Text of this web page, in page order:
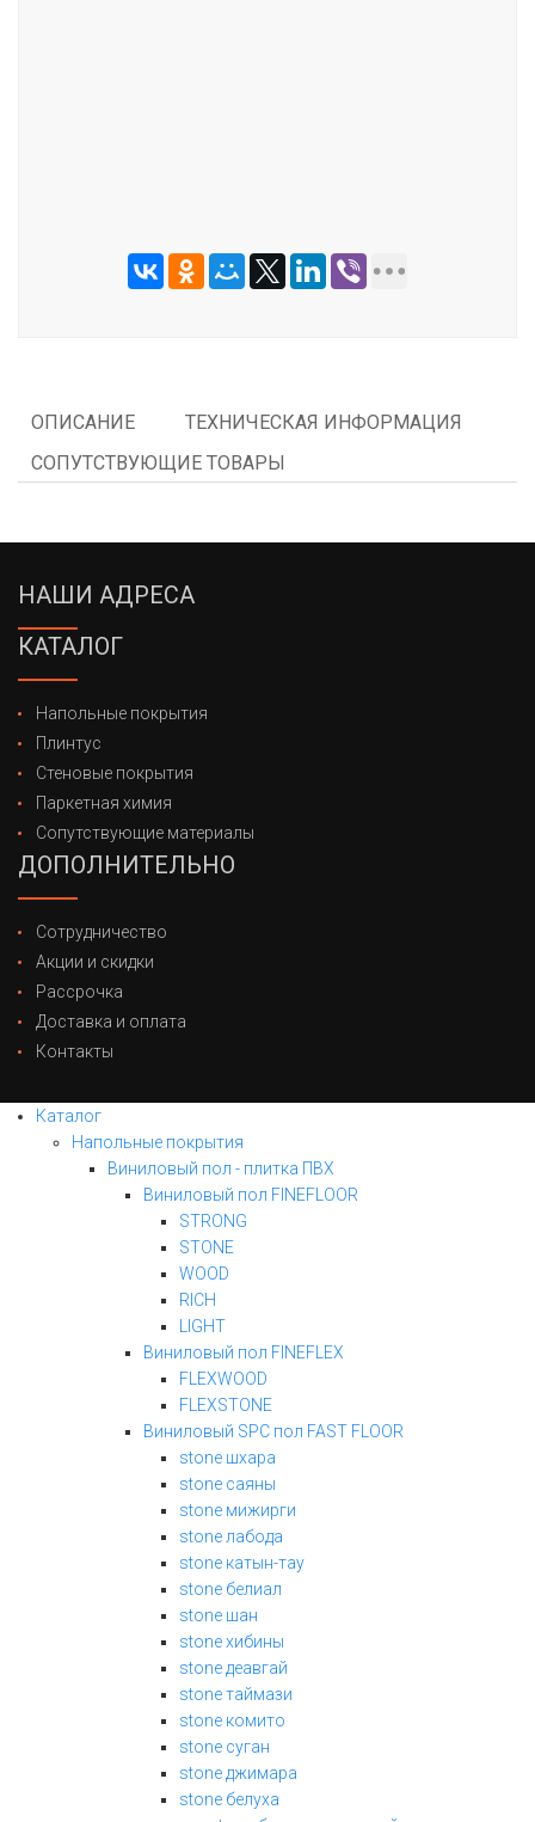
ОПИСАНИЕ
ТЕХНИЧЕСКАЯ ИНФОРМАЦИЯ
СОПУТСТВУЮЩИЕ ТОВАРЫ
НАШИ АДРЕСА
КАТАЛОГ
Напольные покрытия
Плинтус
Стеновые покрытия
Паркетная химия
Сопутствующие материалы
ДОПОЛНИТЕЛЬНО
Сотрудничество
Акции и скидки
Рассрочка
Доставка и оплата
Контакты
Каталог
Напольные покрытия
Виниловый пол - плитка ПВХ
Виниловый пол FINEFLOOR
STRONG
STONE
WOOD
RICH
LIGHT
Виниловый пол FINEFLEX
FLEXWOOD
FLEXSTONE
Виниловый SPC пол FAST FLOOR
stone шхара
stone саяны
stone мижирги
stone лабода
stone катын-тау
stone белиал
stone шан
stone хибины
stone деавгай
stone таймази
stone комито
stone суган
stone джимара
stone белуха